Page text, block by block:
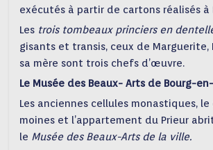
exécutés à partir de cartons réalisés à
Les trois tombeaux princiers en
gisants et transis, ceux de
sa mère sont trois chefs d’œuvre.
Le Musée des Beaux- Arts de Bourg-
Les anciennes cellules monastiques,
moines et l’appartement du Prieur
le Musée des Beaux-Arts de la ville.